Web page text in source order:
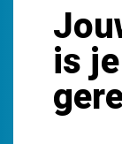
is